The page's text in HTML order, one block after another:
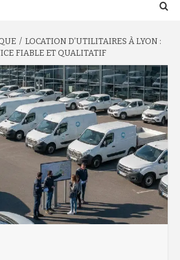
LOCATION D’UTILITAIRES À LYON :
FIABLE ET QUALITATIF